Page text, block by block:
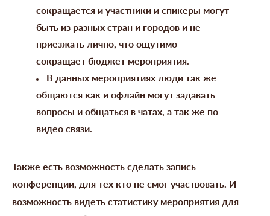
сокращается и участники и спикеры могут
быть из разных стран и городов и не
приезжать лично, что ощутимо
сокращает бюджет мероприятия.
В данных мероприятиях люди так же
общаются как и офлайн могут задавать
вопросы и общаться в чатах, а так же по
видео связи.
Также есть возможность сделать запись
конференции, для тех кто не смог участвовать. И
возможность видеть статистику мероприятия для